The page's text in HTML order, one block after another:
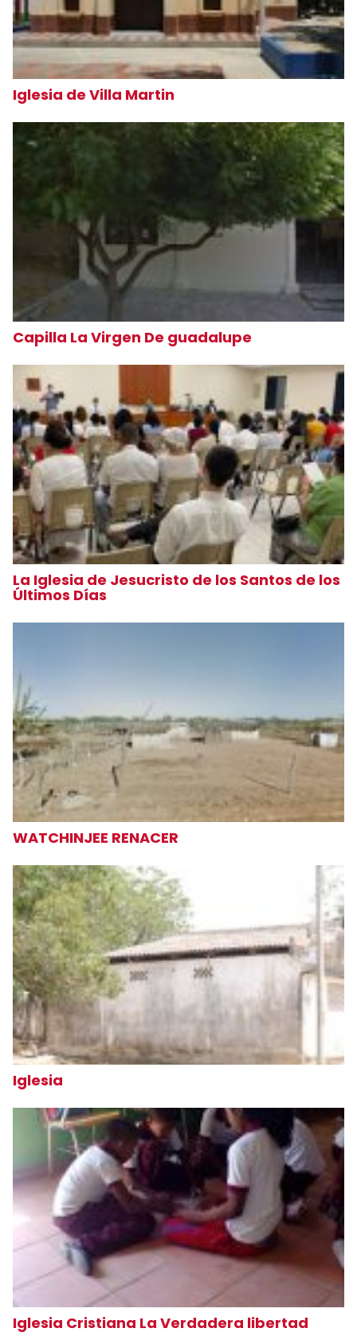
Iglesia de Villa Martin
Capilla La Virgen De guadalupe
La Iglesia de Jesucristo de los Santos de los
Últimos Días
WATCHINJEE RENACER
Iglesia
Iglesia Cristiana La Verdadera libertad